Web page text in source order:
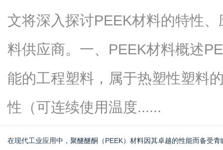
文将深入探讨PEEK材料的特性
料供应商。一、PEEK材料概述
能的工程塑料，属于热塑性塑料
性（可连续使用温度......
在现代工业应用中，聚醚醚酮（PEEK）材料因其卓越的性能而备受